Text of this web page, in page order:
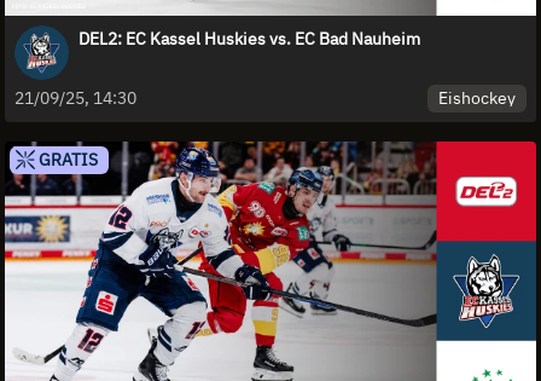
DEL2: EC Kassel Huskies vs. EC Bad Nauheim
21/09/25, 14:30 Eishockey
GRATIS